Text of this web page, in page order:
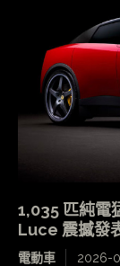
1,035 匹純電
Luce 震撼發
電動車 2026-